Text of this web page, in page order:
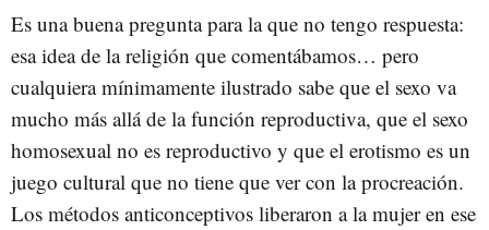
Es una buena pregunta para la que no tengo respuesta:
esa idea de la religión que comentábamos… pero
cualquiera mínimamente ilustrado sabe que el sexo va
mucho más allá de la función reproductiva, que el sexo
homosexual no es reproductivo y que el erotismo es un
juego cultural que no tiene que ver con la procreación.
Los métodos anticonceptivos liberaron a la mujer en ese